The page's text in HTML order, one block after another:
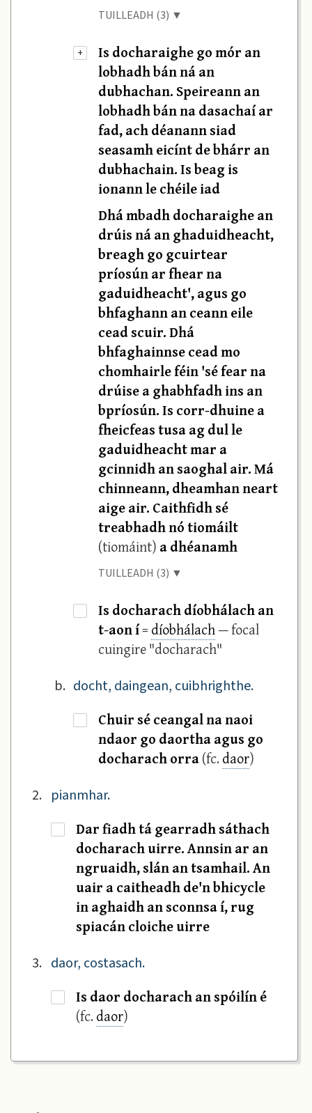
TUILLEADH (3) ▼
+
Is docharaighe go mór an
lobhadh bán ná an
dubhachan. Speireann an
lobhadh bán na dasachaí ar
fad, ach déanann siad
seasamh eicínt de bhárr an
dubhachain. Is beag is
ionann le chéile iad
Dhá mbadh docharaighe an
drúis ná an ghaduidheacht,
breagh go gcuirtear
príosún ar fhear na
gaduidheacht', agus go
bhfaghann an ceann eile
cead scuir. Dhá
bhfaghainnse cead mo
chomhairle féin 'sé fear na
drúise a ghabhfadh ins an
bpríosún. Is corr-dhuine a
fheicfeas tusa ag dul le
gaduidheacht mar a
gcinnidh an saoghal air. Má
chinneann, dheamhan neart
aige air. Caithfidh sé
treabhadh nó tiomáilt
(tiomáint) a dhéanamh
TUILLEADH (3) ▼
Is docharach díobhálach an
t-aon í= díobhálach— focal
cuingire "docharach"
b. docht, daingean, cuibhrighthe.
Chuir sé ceangal na naoi
ndaor go daortha agus go
docharach orra(fc.daor)
2. pianmhar.
Dar fiadh tá gearradh sáthach
docharach uirre. Annsin ar an
ngruaidh, slán an tsamhail. An
uair a caitheadh de'n bhicycle
in aghaidh an sconnsa í, rug
spiacán cloiche uirre
3. daor, costasach.
Is daor docharach an spóilín é
(fc.daor)